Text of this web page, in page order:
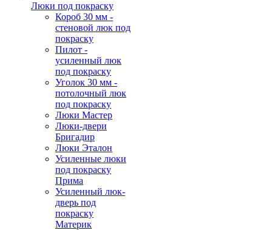
Люки под покраску
Короб 30 мм -
стеновой люк под
покраску
Пилот -
усиленный люк
под покраску
Уголок 30 мм -
потолочный люк
под покраску
Люки Мастер
Люки-двери
Бригадир
Люки Эталон
Усиленные люки
под покраску
Прима
Усиленный люк-
дверь под
покраску
Материк